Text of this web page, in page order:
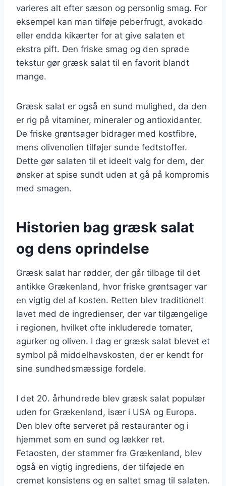
varieres alt efter sæson og personlig smag. For
eksempel kan man tilføje peberfrugt, avokado
eller endda kikærter for at give salaten et
ekstra pift. Den friske smag og den sprøde
tekstur gør græsk salat til en favorit blandt
mange.
Græsk salat er også en sund mulighed, da den
er rig på vitaminer, mineraler og antioxidanter.
De friske grøntsager bidrager med kostfibre,
mens olivenolien tilføjer sunde fedtstoffer.
Dette gør salaten til et ideelt valg for dem, der
ønsker at spise sundt uden at gå på kompromis
med smagen.
Historien bag græsk salat
og dens oprindelse
Græsk salat har rødder, der går tilbage til det
antikke Grækenland, hvor friske grøntsager var
en vigtig del af kosten. Retten blev traditionelt
lavet med de ingredienser, der var tilgængelige
i regionen, hvilket ofte inkluderede tomater,
agurker og oliven. I dag er græsk salat blevet et
symbol på middelhavskosten, der er kendt for
sine sundhedsmæssige fordele.
I det 20. århundrede blev græsk salat populær
uden for Grækenland, især i USA og Europa.
Den blev ofte serveret på restauranter og i
hjemmet som en sund og lækker ret.
Fetaosten, der stammer fra Grækenland, blev
også en vigtig ingrediens, der tilføjede en
cremet konsistens og en saltet smag til salaten.